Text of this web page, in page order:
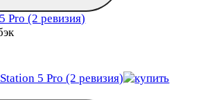
5 Pro (2 ревизия)